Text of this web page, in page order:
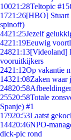
10021:28Teltopic
1721:26[HBO] Stuart
spinoff)
4421:25Jezelf
4221:19Eeuwig
24821:13[Videoland]
vooruitkijkers
2421:12Op vakantie
14321:08Zaken waar
24820:58
25520:58Totale
Spanje) #1
17920:53Laatst
14420:46NPO-
dick-pic rond